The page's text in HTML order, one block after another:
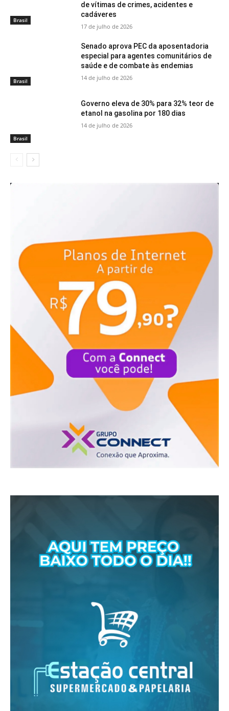
Brasil
de vítimas de crimes, acidentes e
cadáveres
17 de julho de 2026
Brasil
Senado aprova PEC da aposentadoria
especial para agentes comunitários de
saúde e de combate às endemias
14 de julho de 2026
Brasil
Governo eleva de 30% para 32% teor de
etanol na gasolina por 180 dias
14 de julho de 2026